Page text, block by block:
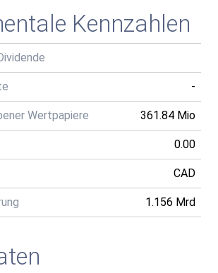
Kennzahlen
-
Wertpapiere 361.84 Mio
0.00
CAD
1.156 Mrd